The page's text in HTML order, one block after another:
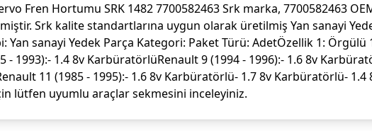
Fren Hortumu SRK 1482 7700582463 Srk marka, 7700582463
Srk kalite standartlarına uygun olarak üretilmiş Yan sanayi
Yan sanayi Yedek Parça Kategori: Paket Türü: AdetÖzellik 1: Örgülü
- 1993):- 1.4 8v KarbüratörlüRenault 9 (1994 - 1996):- 1.6 8v
11 (1985 - 1995):- 1.6 8v Karbüratörlü- 1.7 8v Karbüratörlü-
lütfen uyumlu araçlar sekmesini inceleyiniz.